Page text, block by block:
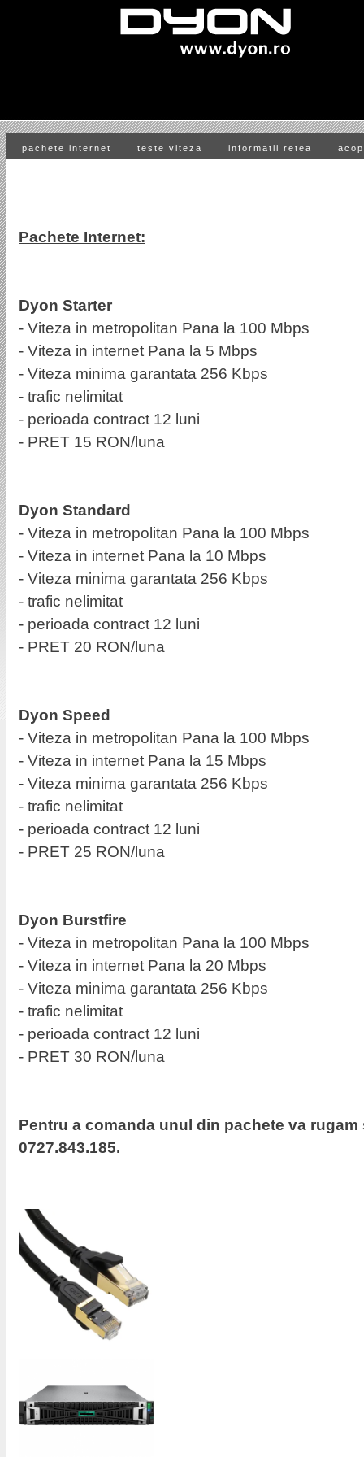
pachete internet teste viteza informatii retea
Pachete Internet:
Dyon Starter
- Viteza in metropolitan Pana la 100 Mbps
- Viteza in internet Pana la 5 Mbps
- Viteza minima garantata 256 Kbps
- trafic nelimitat
- perioada contract 12 luni
- PRET 15 RON/luna
Dyon Standard
- Viteza in metropolitan Pana la 100 Mbps
- Viteza in internet Pana la 10 Mbps
- Viteza minima garantata 256 Kbps
- trafic nelimitat
- perioada contract 12 luni
- PRET 20 RON/luna
Dyon Speed
- Viteza in metropolitan Pana la 100 Mbps
- Viteza in internet Pana la 15 Mbps
- Viteza minima garantata 256 Kbps
- trafic nelimitat
- perioada contract 12 luni
- PRET 25 RON/luna
Dyon Burstfire
- Viteza in metropolitan Pana la 100 Mbps
- Viteza in internet Pana la 20 Mbps
- Viteza minima garantata 256 Kbps
- trafic nelimitat
- perioada contract 12 luni
- PRET 30 RON/luna
Pentru a comanda unul din pachete va
0727.843.185.